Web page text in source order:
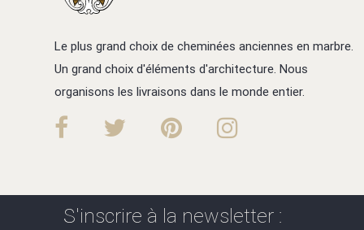
Le plus grand choix de cheminées anciennes en marbre.
Un grand choix d'éléments d'architecture. Nous
organisons les livraisons dans le monde entier.
S'inscrire à la newsletter :